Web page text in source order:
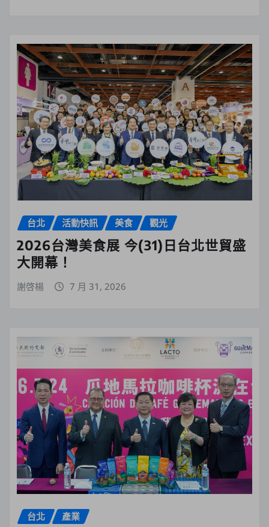
台北 活動快訊 美食 觀光
2026台灣美食展 今(31)日台北世貿盛
大開幕！
謝啓楊 7 月 31, 2026
台北 產業